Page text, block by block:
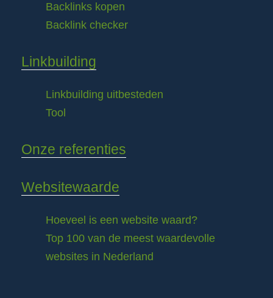
Backlinks kopen
Backlink checker
Linkbuilding
Linkbuilding uitbesteden
Tool
Onze referenties
Websitewaarde
Hoeveel is een website waard?
Top 100 van de meest waardevolle
websites in Nederland